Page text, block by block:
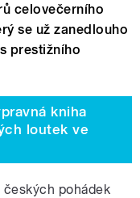
celovečerního
se už zanedlouho
prestižního
kniha
loutek ve
českých pohádek